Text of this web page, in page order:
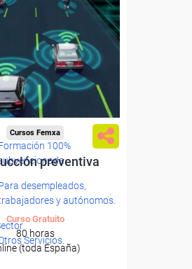
100%
subvencionada.
desempleados,
y autónomos.
Servicios.
Cursos Femxa
preventiva
Curso Gratuito
80 horas
(toda España)